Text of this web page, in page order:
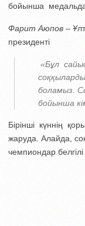
бойынша
Фарит Аюпов – Ұ
президенті
«Бұл
боламыз.
бойынша
Бірінші күннің
жаруда. Алайда,
чемпиондар